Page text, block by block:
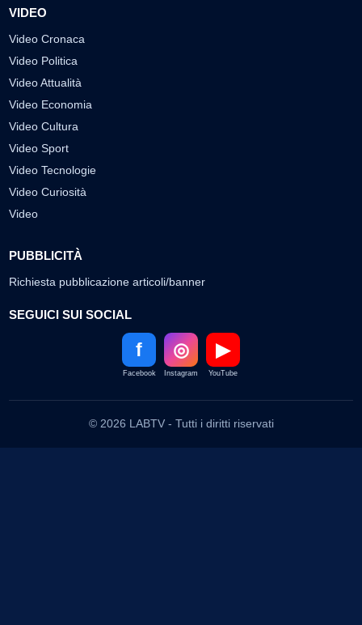
VIDEO
Video Cronaca
Video Politica
Video Attualità
Video Economia
Video Cultura
Video Sport
Video Tecnologie
Video Curiosità
Video
PUBBLICITÀ
Richiesta pubblicazione articoli/banner
SEGUICI SUI SOCIAL
f
Facebook
◎
Instagram
▶
YouTube
© 2026 LABTV - Tutti i diritti riservati